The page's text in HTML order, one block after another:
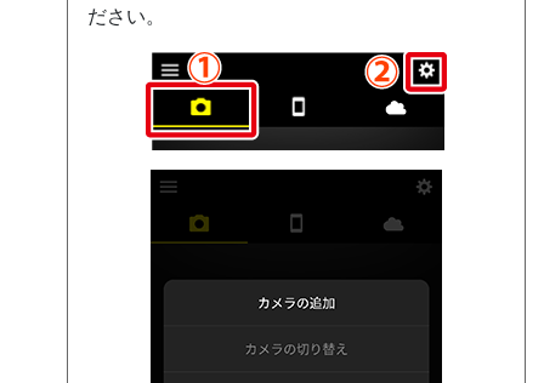
ださい。